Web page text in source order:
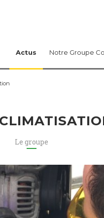
Actus Notre Groupe
Le groupe